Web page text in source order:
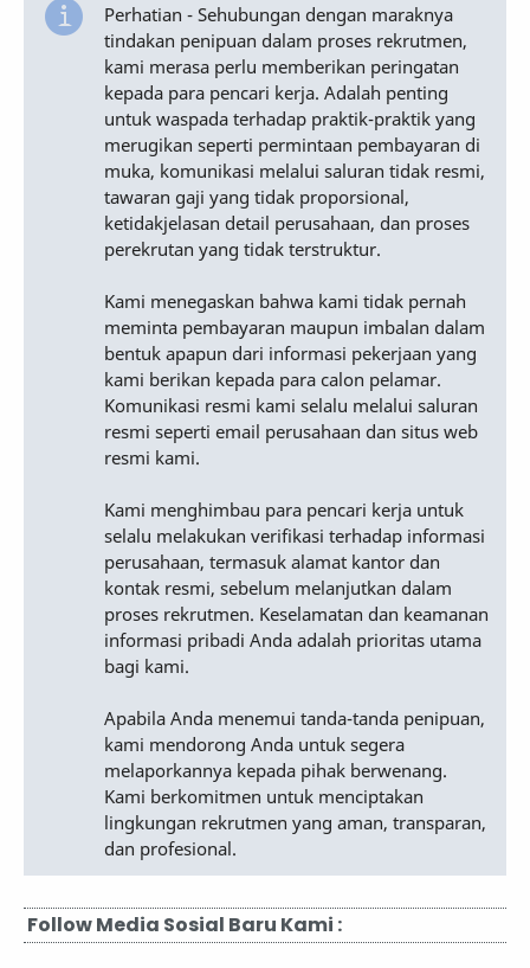
Perhatian - Sehubungan dengan maraknya
tindakan penipuan dalam proses rekrutmen,
kami merasa perlu memberikan peringatan
kepada para pencari kerja. Adalah penting
untuk waspada terhadap praktik-praktik yang
merugikan seperti permintaan pembayaran di
muka, komunikasi melalui saluran tidak resmi,
tawaran gaji yang tidak proporsional,
ketidakjelasan detail perusahaan, dan proses
perekrutan yang tidak terstruktur.
Kami menegaskan bahwa kami tidak pernah
meminta pembayaran maupun imbalan dalam
bentuk apapun dari informasi pekerjaan yang
kami berikan kepada para calon pelamar.
Komunikasi resmi kami selalu melalui saluran
resmi seperti email perusahaan dan situs web
resmi kami.
Kami menghimbau para pencari kerja untuk
selalu melakukan verifikasi terhadap informasi
perusahaan, termasuk alamat kantor dan
kontak resmi, sebelum melanjutkan dalam
proses rekrutmen. Keselamatan dan keamanan
informasi pribadi Anda adalah prioritas utama
bagi kami.
Apabila Anda menemui tanda-tanda penipuan,
kami mendorong Anda untuk segera
melaporkannya kepada pihak berwenang.
Kami berkomitmen untuk menciptakan
lingkungan rekrutmen yang aman, transparan,
dan profesional.
Follow Media Sosial Baru Kami :